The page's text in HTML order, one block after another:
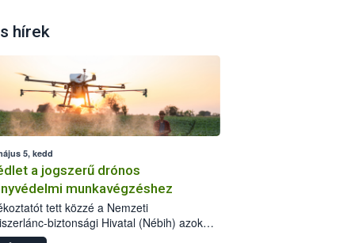
hírek
5, kedd
a jogszerű drónos
munkavégzéshez
tett közzé a Nemzeti
biztonsági Hivatal (Nébih) azok
akik drónnal szeretnének